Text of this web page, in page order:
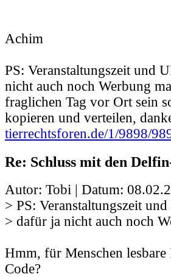
Achim
PS: Veranstaltungszeit und
nicht auch noch Werbung
fraglichen Tag vor Ort sein
kopieren und verteilen,
tierrechtsforen.de/1/9898/
Re: Schluss mit den
Autor: Tobi | Datum:
> PS: Veranstaltungszeit
> dafür ja nicht auch noch
Hmm, für Menschen
Code?